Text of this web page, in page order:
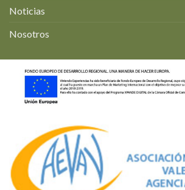
Noticias
Nosotros